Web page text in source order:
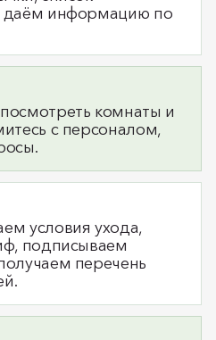
даём информацию по
комнаты и
с персоналом,
условия ухода,
подписываем
перечень